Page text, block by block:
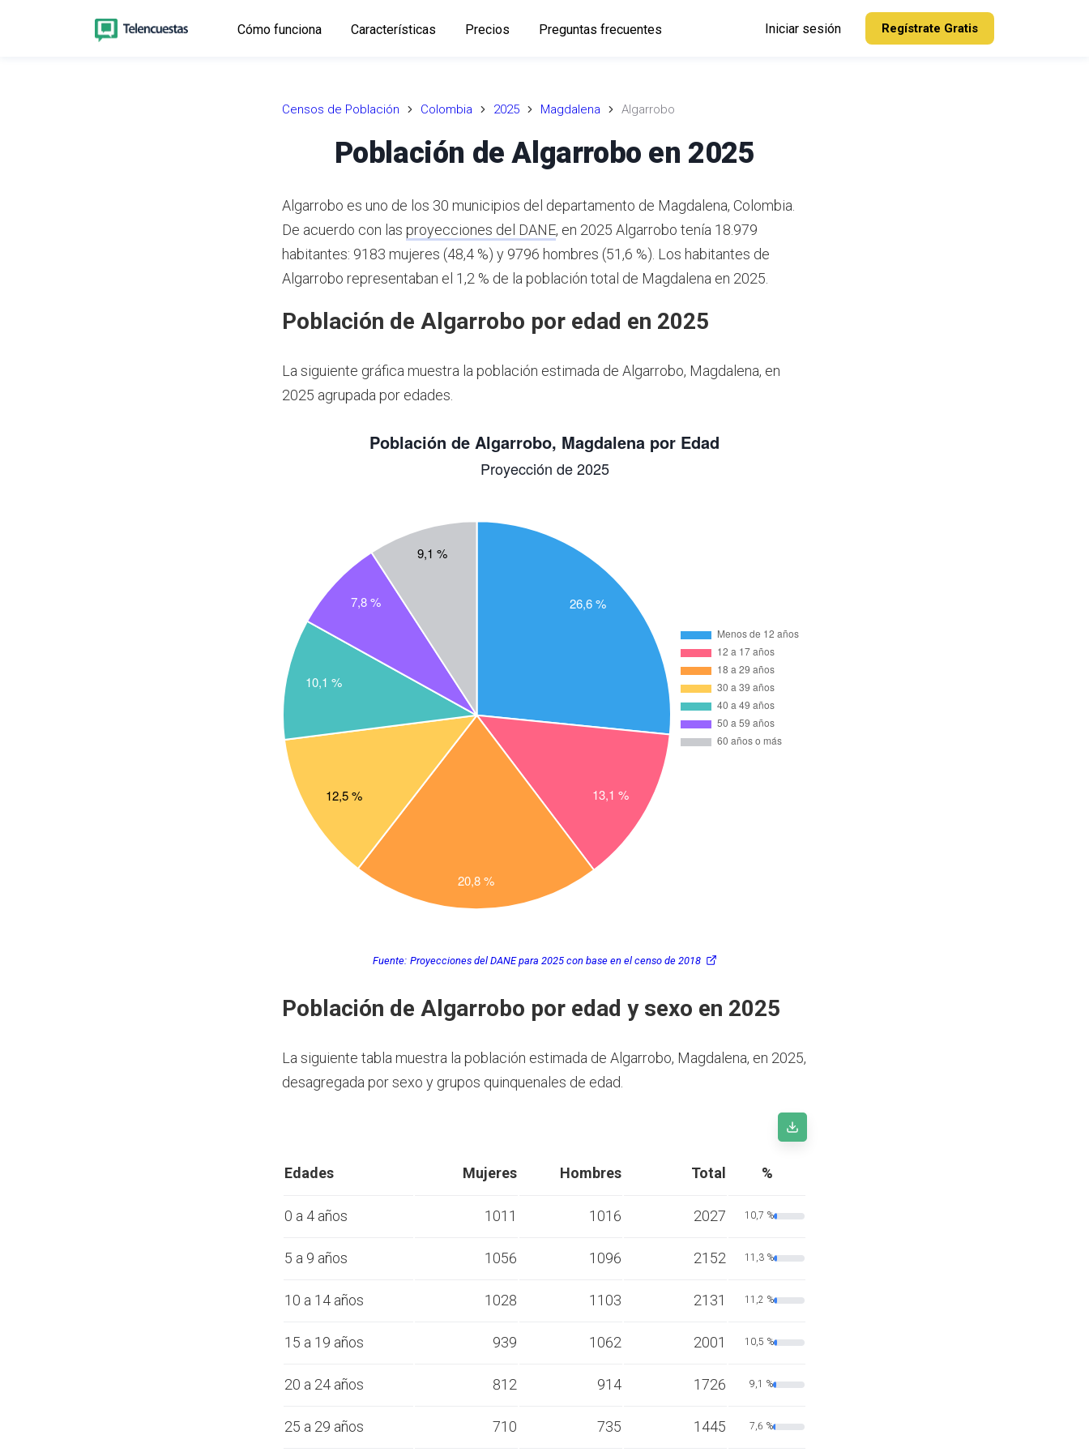
Cómo funciona Características Precios Preguntas frecuentes Iniciar sesión Regístrate Gratis
Censos de Población Colombia 2025 Magdalena Algarrobo
Población de Algarrobo en 2025
Algarrobo es uno de los 30 municipios del departamento de Magdalena, Colombia.
De acuerdo con las proyecciones del DANE, en 2025 Algarrobo tenía 18.979
habitantes: 9183 mujeres (48,4 %) y 9796 hombres (51,6 %). Los habitantes de
Algarrobo representaban el 1,2 % de la población total de Magdalena en 2025.
Población de Algarrobo por edad en 2025
La siguiente gráfica muestra la población estimada de Algarrobo, Magdalena, en
2025 agrupada por edades.
Fuente: Proyecciones del DANE para 2025 con base en el censo de 2018
Población de Algarrobo por edad y sexo en 2025
La siguiente tabla muestra la población estimada de Algarrobo, Magdalena, en 2025,
desagregada por sexo y grupos quinquenales de edad.
Edades Mujeres Hombres Total %
0 a 4 años 1011 1016 2027 10,7 %
5 a 9 años 1056 1096 2152 11,3 %
10 a 14 años 1028 1103 2131 11,2 %
15 a 19 años 939 1062 2001 10,5 %
20 a 24 años 812 914 1726 9,1 %
25 a 29 años 710 735 1445 7,6 %